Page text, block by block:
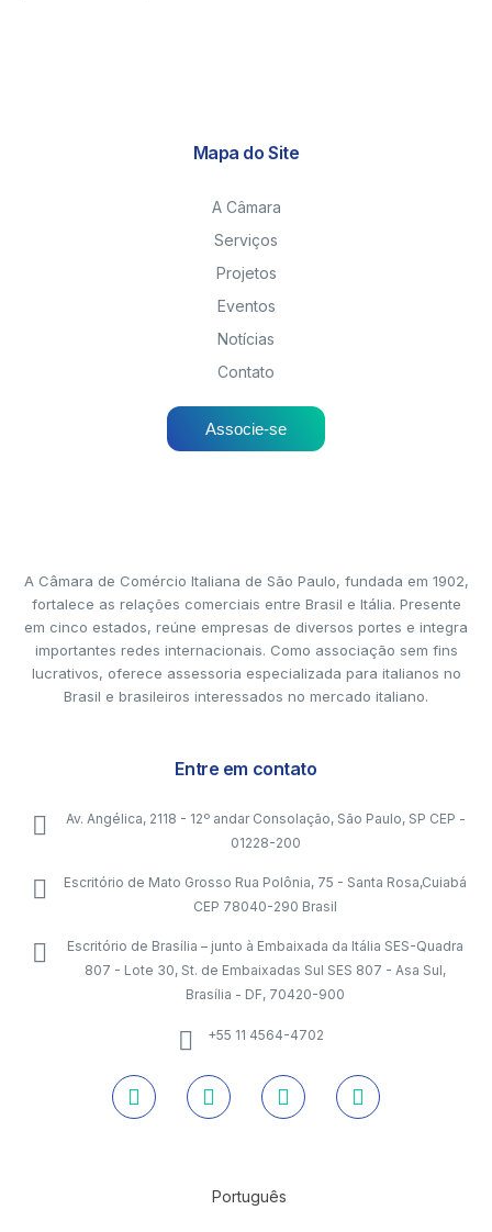
Mapa do Site
A Câmara
Serviços
Projetos
Eventos
Notícias
Contato
Associe-se
A Câmara de Comércio Italiana de São Paulo, fundada em 1902,
fortalece as relações comerciais entre Brasil e Itália. Presente
em cinco estados, reúne empresas de diversos portes e integra
importantes redes internacionais. Como associação sem fins
lucrativos, oferece assessoria especializada para italianos no
Brasil e brasileiros interessados no mercado italiano.
Entre em contato
Av. Angélica, 2118 - 12º andar Consolação, São Paulo, SP CEP -
01228-200
Escritório de Mato Grosso Rua Polônia, 75 - Santa Rosa,Cuiabá
CEP 78040-290 Brasil
Escritório de Brasília – junto à Embaixada da Itália SES-Quadra
807 - Lote 30, St. de Embaixadas Sul SES 807 - Asa Sul,
Brasília - DF, 70420-900
+55 11 4564-4702
Português